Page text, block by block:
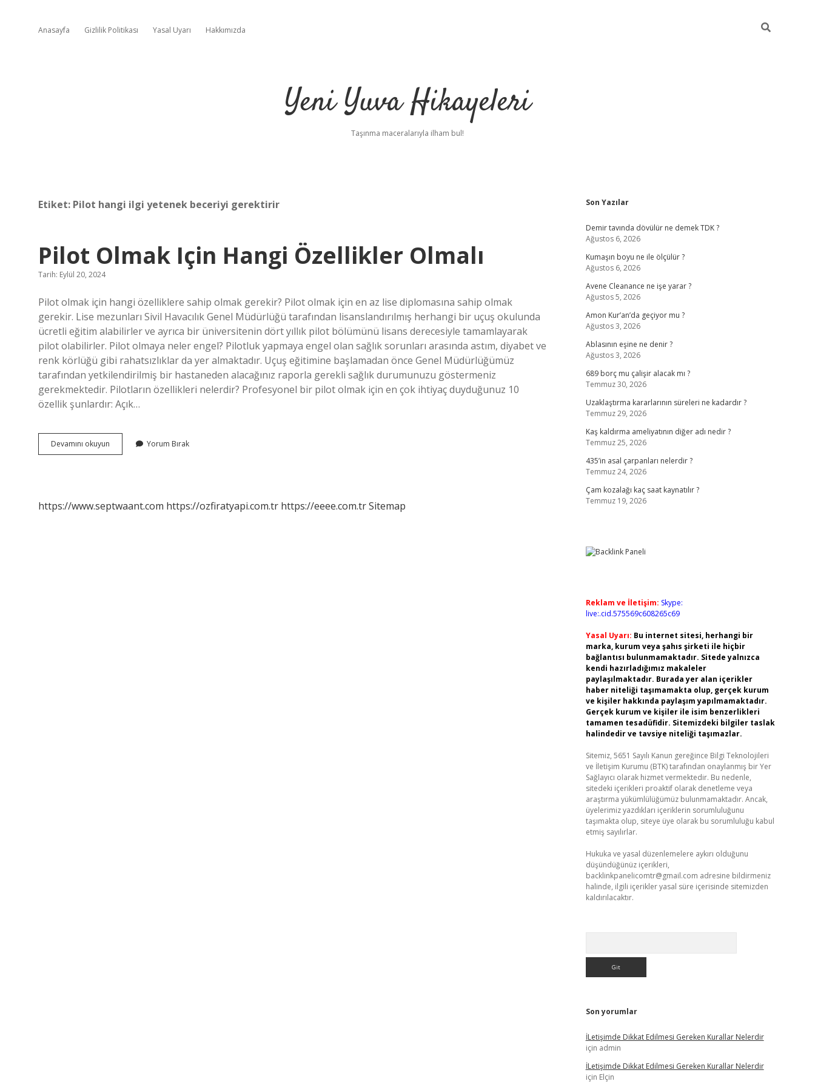
Anasayfa Gizlilik Politikası Yasal Uyarı Hakkımızda
Yeni Yuva Hikayeleri
Taşınma maceralarıyla ilham bul!
Etiket: Pilot hangi ilgi yetenek beceriyi gerektirir
Pilot Olmak Için Hangi Özellikler Olmalı
Tarih: Eylül 20, 2024
Pilot olmak için hangi özelliklere sahip olmak gerekir? Pilot olmak için en az lise diplomasına sahip olmak
gerekir. Lise mezunları Sivil Havacılık Genel Müdürlüğü tarafından lisanslandırılmış herhangi bir uçuş okulunda
ücretli eğitim alabilirler ve ayrıca bir üniversitenin dört yıllık pilot bölümünü lisans derecesiyle tamamlayarak
pilot olabilirler. Pilot olmaya neler engel? Pilotluk yapmaya engel olan sağlık sorunları arasında astım, diyabet ve
renk körlüğü gibi rahatsızlıklar da yer almaktadır. Uçuş eğitimine başlamadan önce Genel Müdürlüğümüz
tarafından yetkilendirilmiş bir hastaneden alacağınız raporla gerekli sağlık durumunuzu göstermeniz
gerekmektedir. Pilotların özellikleri nelerdir? Profesyonel bir pilot olmak için en çok ihtiyaç duyduğunuz 10
özellik şunlardır: Açık…
Devamını okuyun
Olmak
Yorum Bırak
https://www.septwaant.com https://ozfiratyapi.com.tr https://eeee.com.trSitemap
Sidebar
Son Yazılar
Demir tavında dövülür ne demek TDK ?
Ağustos 6, 2026
Kumaşın boyu ne ile ölçülür ?
Ağustos 6, 2026
Avene Cleanance ne işe yarar ?
Ağustos 5, 2026
Amon Kur’an’da geçiyor mu ?
Ağustos 3, 2026
Ablasının eşine ne denir ?
Ağustos 3, 2026
689 borç mu çalişir alacak mı ?
Temmuz 30, 2026
Uzaklaştırma kararlarının süreleri ne kadardır ?
Temmuz 29, 2026
Kaş kaldırma ameliyatının diğer adı nedir ?
Temmuz 25, 2026
435’in asal çarpanları nelerdir ?
Temmuz 24, 2026
Çam kozalağı kaç saat kaynatılır ?
Temmuz 19, 2026
Reklam ve İletişim: Skype:
live:.cid.575569c608265c69
Yasal Uyarı: Bu internet sitesi, herhangi bir
marka, kurum veya şahıs şirketi ile hiçbir
bağlantısı bulunmamaktadır. Sitede yalnızca
kendi hazırladığımız makaleler
paylaşılmaktadır. Burada yer alan içerikler
haber niteliği taşımamakta olup, gerçek kurum
ve kişiler hakkında paylaşım yapılmamaktadır.
Gerçek kurum ve kişiler ile isim benzerlikleri
tamamen tesadüfidir. Sitemizdeki bilgiler taslak
halindedir ve tavsiye niteliği taşımazlar.
Sitemiz, 5651 Sayılı Kanun gereğince Bilgi Teknolojileri
ve İletişim Kurumu (BTK) tarafından onaylanmış bir Yer
Sağlayıcı olarak hizmet vermektedir. Bu nedenle,
sitedeki içerikleri proaktif olarak denetleme veya
araştırma yükümlülüğümüz bulunmamaktadır. Ancak,
üyelerimiz yazdıkları içeriklerin sorumluluğunu
taşımakta olup, siteye üye olarak bu sorumluluğu kabul
etmiş sayılırlar.
Hukuka ve yasal düzenlemelere aykırı olduğunu
düşündüğünüz içerikleri,
backlinkpanelicomtr@gmail.com adresine bildirmeniz
halinde, ilgili içerikler yasal süre içerisinde sitemizden
kaldırılacaktır.
Son yorumlar
İLetişimde Dikkat Edilmesi Gereken Kurallar Nelerdir
için admin
İLetişimde Dikkat Edilmesi Gereken Kurallar Nelerdir
için Elçin
hiltonbetBetexper giriş adresi